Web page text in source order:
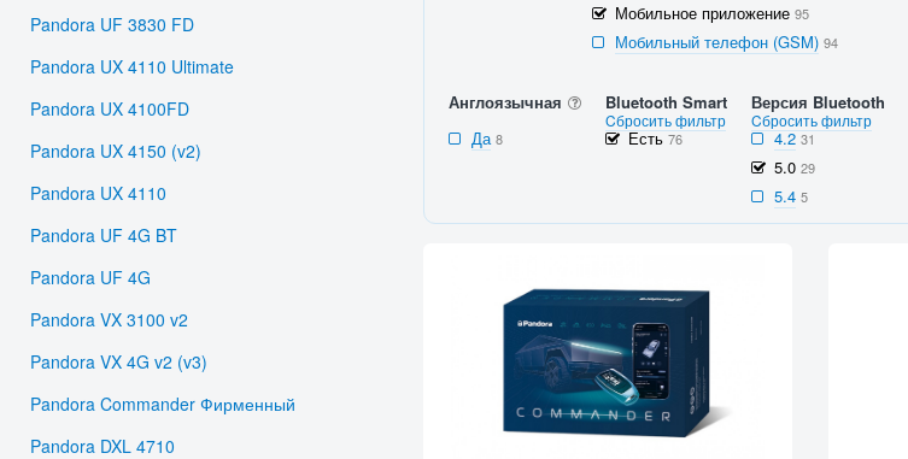
Мобильное приложение 95
Мобильный телефон (GSM) 94
Англоязычная
Да 8
Bluetooth Smart
Cбросить фильтр
Есть76
Версия Bluetooth
Cбросить фильтр
4.2 31
5.0 29
5.4 5
Pandora UF 3830 FD
Pandora UX 4110 Ultimate
Pandora UX 4100FD
Pandora UX 4150 (v2)
Pandora UX 4110
Pandora UF 4G BT
Pandora UF 4G
Pandora VX 3100 v2
Pandora VX 4G v2 (v3)
Pandora Commander Фирменный
Pandora DXL 4710